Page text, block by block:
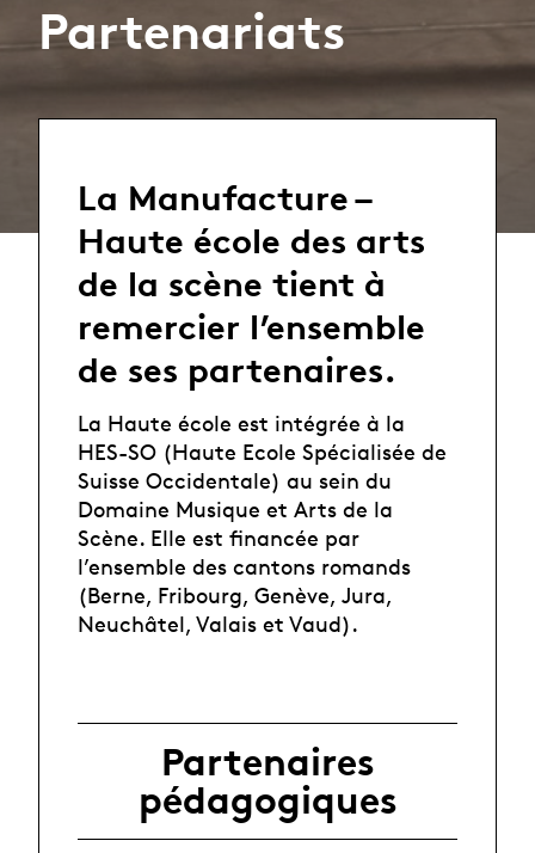
Partenariats
La Manufacture –
Haute école des arts
de la scène tient à
remercier l’ensemble
de ses partenaires.
La Haute école est intégrée à la
HES-SO (Haute Ecole Spécialisée de
Suisse Occidentale) au sein du
Domaine Musique et Arts de la
Scène. Elle est financée par
l’ensemble des cantons romands
(Berne, Fribourg, Genève, Jura,
Neuchâtel, Valais et Vaud).
Partenaires
pédagogiques